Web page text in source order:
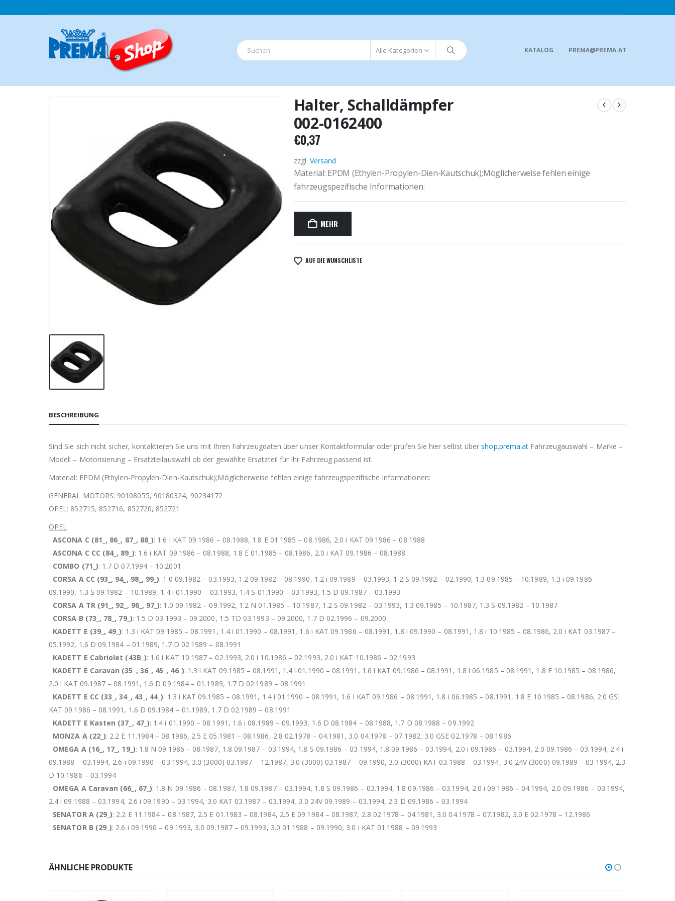
Alle Kategorien KATALOG PREMA@PREMA.AT
Halter, Schalldämpfer
002-0162400
€0,37
zzgl. Versand
Material: EPDM (Ethylen-Propylen-Dien-Kautschuk);Möglicherweise fehlen einige
fahrzeugspezifische Informationen:
MEHR
AUF DIE WUNSCHLISTE
BESCHREIBUNG
Sind Sie sich nicht sicher, kontaktieren Sie uns mit Ihren Fahrzeugdaten über unser Kontaktformular oder prüfen Sie hier selbst übershop.prema.at Fahrzeugauswahl – Marke –
Modell – Motorisierung – Ersatzteilauswahl ob der gewählte Ersatzteil für Ihr Fahrzeug passend ist.
Material: EPDM (Ethylen-Propylen-Dien-Kautschuk);Möglicherweise fehlen einige fahrzeugspezifische Informationen:
GENERAL MOTORS: 90108055, 90180324, 90234172
OPEL: 852715, 852716, 852720, 852721
OPEL
ASCONA C (81_, 86_, 87_, 88_): 1.6 i KAT 09.1986 – 08.1988, 1.8 E 01.1985 – 08.1986, 2.0 i KAT 09.1986 – 08.1988
ASCONA C CC (84_, 89_): 1.6 i KAT 09.1986 – 08.1988, 1.8 E 01.1985 – 08.1986, 2.0 i KAT 09.1986 – 08.1988
COMBO (71_): 1.7 D 07.1994 – 10.2001
CORSA A CC (93_, 94_, 98_, 99_): 1.0 09.1982 – 03.1993, 1.2 09.1982 – 08.1990, 1.2 i 09.1989 – 03.1993, 1.2 S 09.1982 – 02.1990, 1.3 09.1985 – 10.1989, 1.3 i 09.1986 –
09.1990, 1.3 S 09.1982 – 10.1989, 1.4 i 01.1990 – 03.1993, 1.4 S 01.1990 – 03.1993, 1.5 D 09.1987 – 03.1993
CORSA A TR (91_, 92_, 96_, 97_): 1.0 09.1982 – 09.1992, 1.2 N 01.1985 – 10.1987, 1.2 S 09.1982 – 03.1993, 1.3 09.1985 – 10.1987, 1.3 S 09.1982 – 10.1987
CORSA B (73_, 78_, 79_): 1.5 D 03.1993 – 09.2000, 1.5 TD 03.1993 – 09.2000, 1.7 D 02.1996 – 09.2000
KADETT E (39_, 49_): 1.3 i KAT 09.1985 – 08.1991, 1.4 i 01.1990 – 08.1991, 1.6 i KAT 09.1986 – 08.1991, 1.8 i 09.1990 – 08.1991, 1.8 i 10.1985 – 08.1986, 2.0 i KAT 03.1987 –
05.1992, 1.6 D 09.1984 – 01.1989, 1.7 D 02.1989 – 08.1991
KADETT E Cabriolet (43B_): 1.6 i KAT 10.1987 – 02.1993, 2.0 i 10.1986 – 02.1993, 2.0 i KAT 10.1986 – 02.1993
KADETT E Caravan (35_, 36_, 45_, 46_): 1.3 i KAT 09.1985 – 08.1991, 1.4 i 01.1990 – 08.1991, 1.6 i KAT 09.1986 – 08.1991, 1.8 i 06.1985 – 08.1991, 1.8 E 10.1985 – 08.1986,
2.0 i KAT 09.1987 – 08.1991, 1.6 D 09.1984 – 01.1989, 1.7 D 02.1989 – 08.1991
KADETT E CC (33_, 34_, 43_, 44_): 1.3 i KAT 09.1985 – 08.1991, 1.4 i 01.1990 – 08.1991, 1.6 i KAT 09.1986 – 08.1991, 1.8 i 06.1985 – 08.1991, 1.8 E 10.1985 – 08.1986, 2.0 GSI
KAT 09.1986 – 08.1991, 1.6 D 09.1984 – 01.1989, 1.7 D 02.1989 – 08.1991
KADETT E Kasten (37_, 47_): 1.4 i 01.1990 – 08.1991, 1.6 i 08.1989 – 09.1993, 1.6 D 08.1984 – 08.1988, 1.7 D 08.1988 – 09.1992
MONZA A (22_): 2.2 E 11.1984 – 08.1986, 2.5 E 05.1981 – 08.1986, 2.8 02.1978 – 04.1981, 3.0 04.1978 – 07.1982, 3.0 GSE 02.1978 – 08.1986
OMEGA A (16_, 17_, 19_): 1.8 N 09.1986 – 08.1987, 1.8 09.1987 – 03.1994, 1.8 S 09.1986 – 03.1994, 1.8 09.1986 – 03.1994, 2.0 i 09.1986 – 03.1994, 2.0 09.1986 – 03.1994, 2.4 i
09.1988 – 03.1994, 2.6 i 09.1990 – 03.1994, 3.0 (3000) 03.1987 – 12.1987, 3.0 (3000) 03.1987 – 09.1990, 3.0 (3000) KAT 03.1988 – 03.1994, 3.0 24V (3000) 09.1989 – 03.1994, 2.3
D 10.1986 – 03.1994
OMEGA A Caravan (66_, 67_): 1.8 N 09.1986 – 08.1987, 1.8 09.1987 – 03.1994, 1.8 S 09.1986 – 03.1994, 1.8 09.1986 – 03.1994, 2.0 i 09.1986 – 04.1994, 2.0 09.1986 – 03.1994,
2.4 i 09.1988 – 03.1994, 2.6 i 09.1990 – 03.1994, 3.0 KAT 03.1987 – 03.1994, 3.0 24V 09.1989 – 03.1994, 2.3 D 09.1986 – 03.1994
SENATOR A (29_): 2.2 E 11.1984 – 08.1987, 2.5 E 01.1983 – 08.1984, 2.5 E 09.1984 – 08.1987, 2.8 02.1978 – 04.1981, 3.0 04.1978 – 07.1982, 3.0 E 02.1978 – 12.1986
SENATOR B (29_): 2.6 i 09.1990 – 09.1993, 3.0 09.1987 – 09.1993, 3.0 01.1988 – 09.1990, 3.0 i KAT 01.1988 – 09.1993
ÄHNLICHE PRODUKTE